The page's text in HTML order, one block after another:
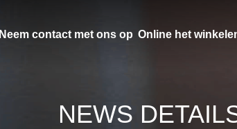
Neem contact met ons op Online het
NEWS